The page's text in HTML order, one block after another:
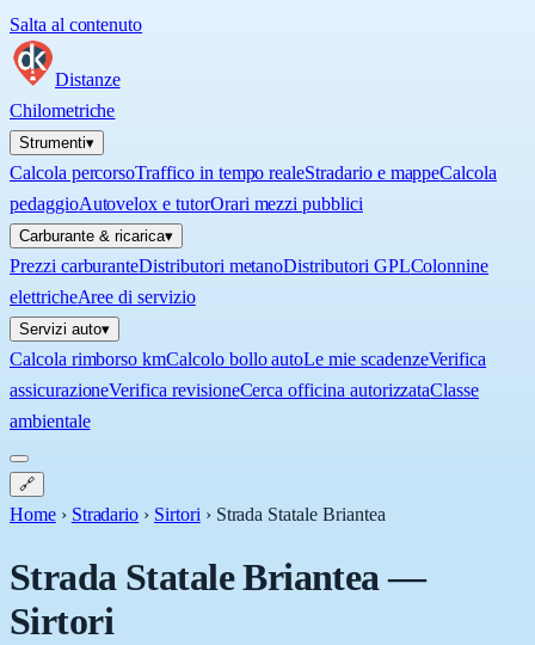
Salta al contenuto
Distanze
Chilometriche
Strumenti▾
Calcola percorsoTraffico in tempo realeStradario e mappeCalcola
pedaggioAutovelox e tutorOrari mezzi pubblici
Carburante & ricarica▾
Prezzi carburanteDistributori metanoDistributori GPLColonnine
elettricheAree di servizio
Servizi auto▾
Calcola rimborso kmCalcolo bollo autoLe mie scadenzeVerifica
assicurazioneVerifica revisioneCerca officina autorizzataClasse
ambientale
🔗
Home › Stradario › Sirtori › Strada Statale Briantea
Strada Statale Briantea—
Sirtori